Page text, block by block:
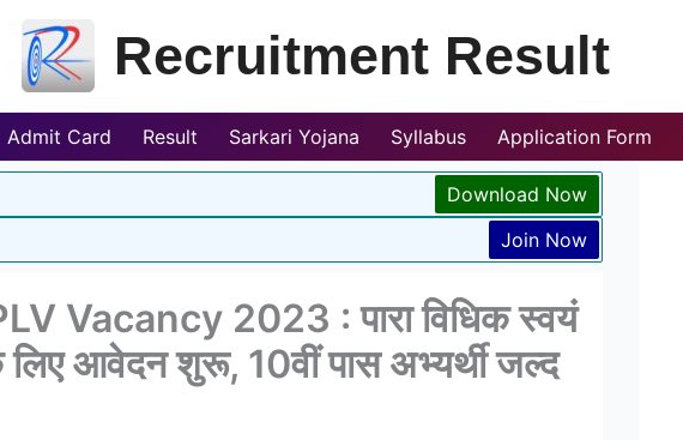
Recruitment Result
Admit Card Result Sarkari Yojana Syllabus Application Form
Download Now
Join Now
Vacancy 2023 : पारा विधिक स्वयं
आवेदन शुरू, 10वीं पास अभ्यर्थी जल्द